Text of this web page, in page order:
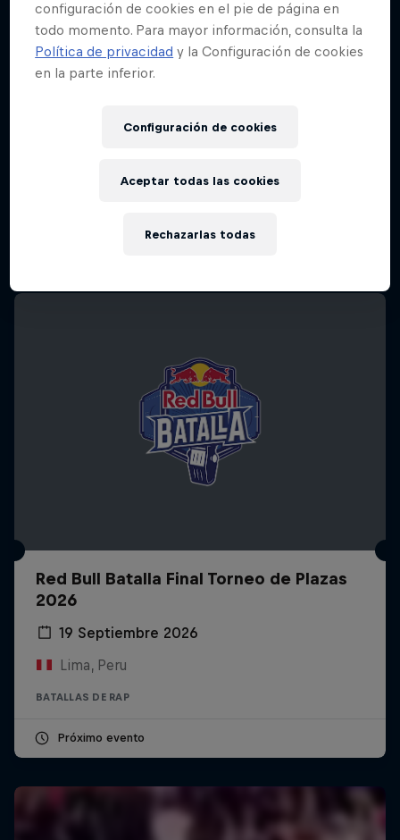
Red Bull Batalla Final Torneo de Plazas
2026
19 Septiembre 2026
Lima, Peru
BATALLAS DE RAP
Próximo evento
configuración de cookies en el pie de página en
todo momento. Para mayor información, consulta la
Política de privacidad y la Configuración de cookies
en la parte inferior.
Configuración de cookies
Rechazarlas todas
Aceptar todas las cookies